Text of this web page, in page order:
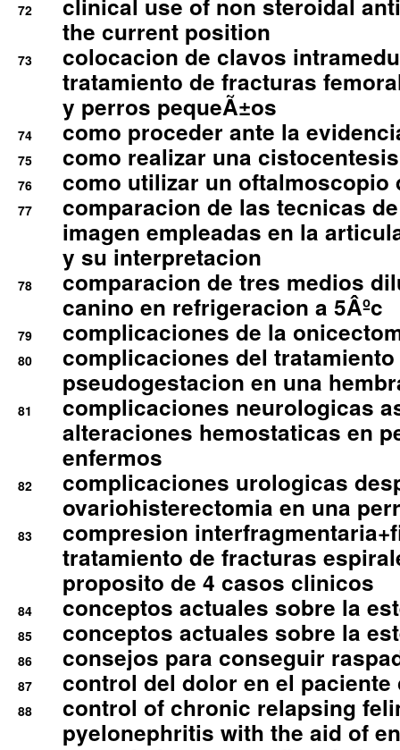
72
clinical use of non steroidal
the current position
73
colocacion de clavos
tratamiento de fracturas
y perros pequeÃ±os
74 como proceder ante la
75 como realizar una
76 como utilizar un oftalmoscopio
77
comparacion de las tecnicas
imagen empleadas en la
y su interpretacion
78
comparacion de tres medios
canino en refrigeracion a 5Âºc
79 complicaciones de la
80
complicaciones del
pseudogestacion en una
81
complicaciones neurologicas
alteraciones hemostaticas en
enfermos
82
complicaciones urologicas
ovariohisterectomia en una
83
compresion
tratamiento de fracturas
proposito de 4 casos clinicos
84 conceptos actuales sobre la
85 conceptos actuales sobre la
86 consejos para conseguir
87 control del dolor en el
88
control of chronic relapsing
pyelonephritis with the aid of